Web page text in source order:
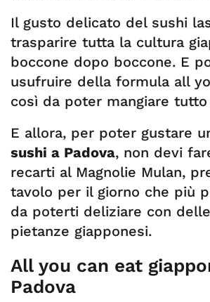
Il gusto delicato del sushi
trasparire tutta la cultura
boccone dopo boccone. E
usufruire della formula all
così da poter mangiare
E allora, per poter gustare
sushi a Padova, non devi
recarti al Magnolie Mulan,
tavolo per il giorno che più
da poterti deliziare con
pietanze giapponesi.
All you can eat
Padova